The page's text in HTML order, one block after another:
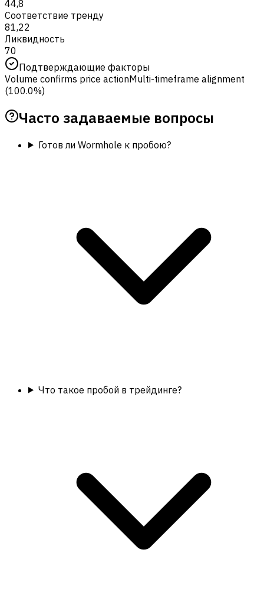
44,8
Соответствие тренду
81,22
Ликвидность
70
Подтверждающие факторы
Volume confirms price actionMulti-timeframe alignment
(100.0%)
Часто задаваемые вопросы
Готов ли Wormhole к пробою?
Что такое пробой в трейдинге?